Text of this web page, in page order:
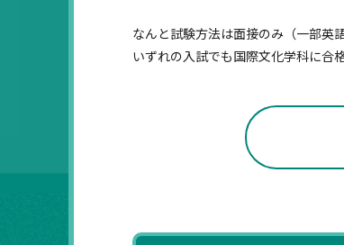
なんと試験方法は面接のみ（一部英
いずれの入試でも国際文化学科に合